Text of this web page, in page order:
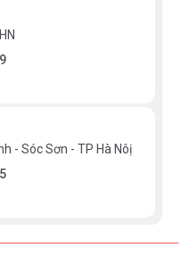
- Sóc Sơn - TP Hà Nôị